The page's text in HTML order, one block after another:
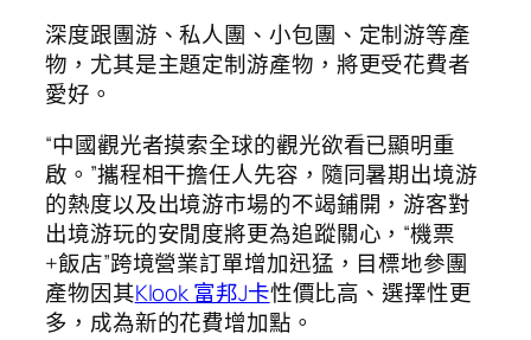
深度跟團游、私人團、小包團、定制游等產
物，尤其是主題定制游產物，將更受花費者
愛好。
“中國觀光者摸索全球的觀光欲看已顯明重
啟。”攜程相干擔任人先容，隨同暑期出境游
的熱度以及出境游市場的不竭鋪開，游客對
出境游玩的安閒度將更為追蹤關心，“機票
+飯店”跨境營業訂單增加迅猛，目標地參團
產物因其Klook 富邦J卡性價比高、選擇性更
多，成為新的花費增加點。